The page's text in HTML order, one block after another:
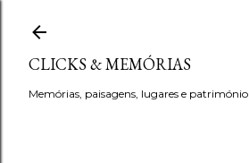
CLICKS & MEMÓRIAS
Memórias, paisagens, lugares e património